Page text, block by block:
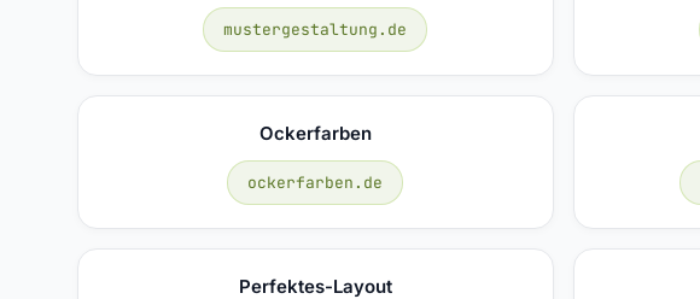
mustergestaltung.de
Ockerfarben
ockerfarben.de
Perfektes-Layout